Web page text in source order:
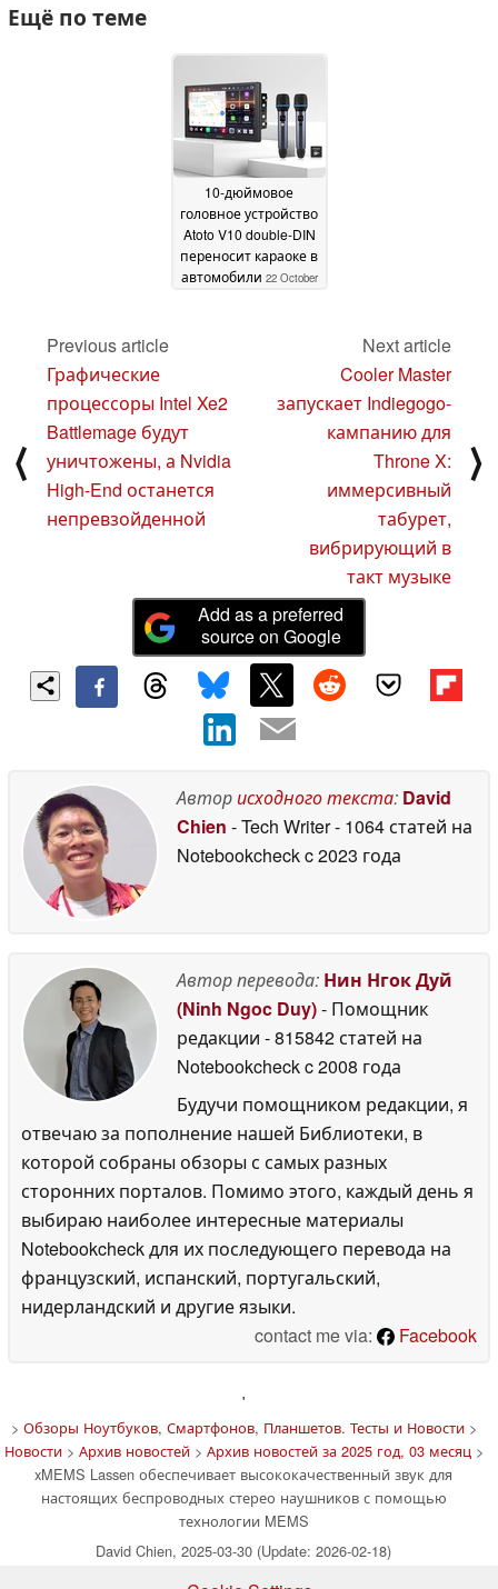
27 марта 2025 г
Выпустив Lassen, компания xMEMS снизила
барьер для входа на рынок, устранив
необходимость в пьезоусилителе, сократив
стоимость, площадь компонентов и
энергопотребление.
Теперь производители могут свободно создавать
лучшие наушники для потребителей с
технологически превосходным звуком благодаря
Санта-Клара, Калифорния, 27 марта 2025 г. -
Компания xMEMS Labs, разработчик передовой
платформы для инноваций на основе пьезо-МЭМС
и создатель ведущих в мире полностью
кремниевых микродинамиков, сегодня объявила о
выпуске xMEMS Lassen, новейшей инновации
компании для обеспечения микро-верности
(µFidelity) звука в потребительских наушниках
массового спроса.
В ответ на похвалы и восторженные отзывы о
технологии динамиков xMEMS, позволяющей
создавать звук высочайшего качества, компания
xMEMS представила Lassen - более дешевое
микротвитером для наушников TWS (True Wireless
Stereo).
Микродинамик xMEMS Lassen обеспечивает SPL
до 115 дБ в диапазоне частот от 6 кГц до 20 кГц при
стандартном аудиовыходе 1 Вrms без
обеспечивая качество звука, превосходящее
традиционные технологии твитерных динамиков.
Имея размеры всего 3,2 x 5 x 1,15 мм и потребляя
всего микроватт энергии, Lassen значительно
снижает барьеры на пути к широкому внедрению
2-полосных беспроводных аудио наушников TWS.
компания xMEMS разработала новаторский
твитер Lassen TWS на своей проверенной МЭМС-
платформе, чтобы обеспечить массовое
производство и легкую интеграцию в 2-полосные
наушники.
"Индустрия приняла превосходное качество звука
качество", - сказал Майк Хаусхолдер, вице-
президент по маркетингу и развитию бизнеса
компании xMEMS. "Lassen - это революционный
дизайн, основанный на проверенной платформе.
Она позволит вывести преимущества 2-полосного
аудио в наушниках на более широкий рынок,
Ещё по теме
10-дюймовое
головное устройство
Atoto V10 double-DIN
переносит караоке в
автомобили 22 October
⟨
Previous article
Графические
процессоры Intel Xe2
Battlemage будут
уничтожены, а Nvidia
High-End останется
непревзойденной
Next article
Cooler Master
запускает Indiegogo-
кампанию для
Throne X:
иммерсивный
табурет,
вибрирующий в
такт музыке
⟩
Add as a preferred
source on Google
Авторисходного текста: David
Chien - Tech Writer- 1064 статей на
Notebookcheckc 2023 года
Автор перевода: Нин Нгок Дуй
(Ninh Ngoc Duy)- Помощник
редакции - 815842 статей на
Notebookcheckc 2008 года
Будучи помощником редакции, я
отвечаю за пополнение нашей Библиотеки, в
которой собраны обзоры с самых разных
сторонних порталов. Помимо этого, каждый день я
выбираю наиболее интересные материалы
Notebookcheck для их последующего перевода на
французский, испанский, португальский,
нидерландский и другие языки.
contact me via:
Facebook
'
> Обзоры Ноутбуков, Смартфонов, Планшетов. Тесты и Новости>
Новости> Архив новостей> Архив новостей за 2025 год, 03 месяц >
xMEMS Lassen обеспечивает высококачественный звук для
настоящих беспроводных стерео наушников с помощью
технологии MEMS
David Chien, 2025-03-30 (Update: 2026-02-18)